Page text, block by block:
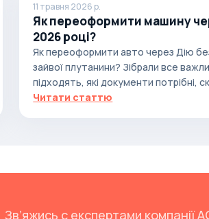
11 травня 2026 р.
Як переоформити машину
2026 році?
Як переоформити авто через Дію
зайвої плутанини? Зібрали все
підходять, які документи потрібні,
Читати статтю
Зв’яжись с експертами компанії